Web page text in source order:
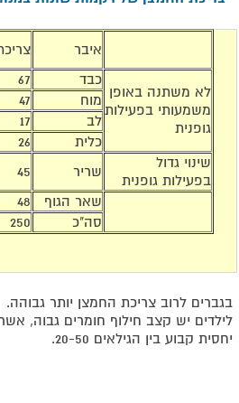
בגברים לרוב צריכת החמצן יותר גבוהה.
יחסית קבוע בין הגילאים 20-50.
איבר
לא משתנה באופן
משמעותי בפעילות
גופנית
כבד 67
מוח
47
לב
17
כלית
26
שינוי גדול
בפעילות גופנית
שריר 45
שאר הגוף
48
סה"כ
250